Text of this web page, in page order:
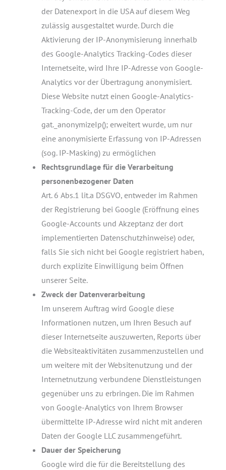
der Datenexport in die USA auf diesem Weg
zulässig ausgestaltet wurde. Durch die
Aktivierung der IP-Anonymisierung innerhalb
des Google-Analytics Tracking-Codes dieser
Internetseite, wird Ihre IP-Adresse von Google-
Analytics vor der Übertragung anonymisiert.
Diese Website nutzt einen Google-Analytics-
Tracking-Code, der um den Operator
gat._anonymizeIp(); erweitert wurde, um nur
eine anonymisierte Erfassung von IP-Adressen
(sog. IP-Masking) zu ermöglichen
Rechtsgrundlage für die Verarbeitung
personenbezogener Daten
Art. 6 Abs.1 lit.a DSGVO, entweder im Rahmen
der Registrierung bei Google (Eröffnung eines
Google-Accounts und Akzeptanz der dort
implementierten Datenschutzhinweise) oder,
falls Sie sich nicht bei Google registriert haben,
durch explizite Einwilligung beim Öffnen
unserer Seite.
Zweck der Datenverarbeitung
Im unserem Auftrag wird Google diese
Informationen nutzen, um Ihren Besuch auf
dieser Internetseite auszuwerten, Reports über
die Websiteaktivitäten zusammenzustellen und
um weitere mit der Websitenutzung und der
Internetnutzung verbundene Dienstleistungen
gegenüber uns zu erbringen. Die im Rahmen
von Google-Analytics von Ihrem Browser
übermittelte IP-Adresse wird nicht mit anderen
Daten der Google LLC zusammengeführt.
Dauer der Speicherung
Google wird die für die Bereitstellung des